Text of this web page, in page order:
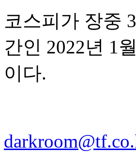
코스피가 장중
간인 2022년 1
이다.